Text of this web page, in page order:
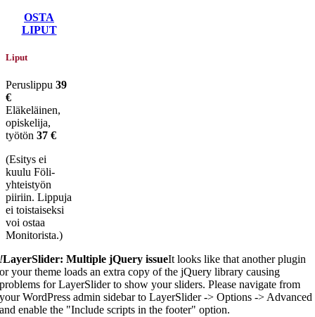
OSTA
LIPUT
Liput
Peruslippu 39
€
Eläkeläinen,
opiskelija,
työtön 37 €
(Esitys ei
kuulu Föli-
yhteistyön
piiriin. Lippuja
ei toistaiseksi
voi ostaa
Monitorista.)
!LayerSlider: Multiple jQuery issueIt looks like that another plugin
or your theme loads an extra copy of the jQuery library causing
problems for LayerSlider to show your sliders. Please navigate from
your WordPress admin sidebar to LayerSlider -> Options -> Advanced
and enable the "Include scripts in the footer" option.